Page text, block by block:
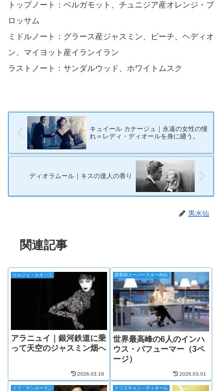
トップノート：ベルガモット、チュニジア産オレンジ・ブ
ロッサム
ミドルノート：グラース産ジャスミン、ピーチ、ヘディオ
ン、マイヨット産イランイラン
ラストノート：サンダルウッド、ホワイトムスク
キュイール カナージュ｜永遠の女性の憧
れ＝レディ・ディオールを身に纏う。
ディオラムール｜キスの達人の香り
黒水仙
関連記事
セルジュ・ルタンス
アラニュイ｜銀河鉄道に乗
って天空のジャスミン畑へ
2026.03.18
調香師スーパースター列伝
世界最高峰の6人のインハ
ウス・パフューマー（3ペ
ージ）
2026.03.01
イヴ・サンローラン クリスチャン・ディオール